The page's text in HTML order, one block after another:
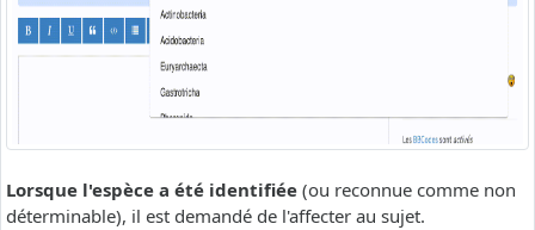
Lorsque l'espèce a été identifiée (ou reconnue comme non
déterminable), il est demandé de l'affecter au sujet.